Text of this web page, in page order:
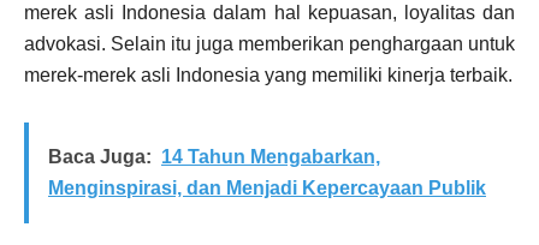
merek asli Indonesia dalam hal kepuasan, loyalitas dan
advokasi. Selain itu juga memberikan penghargaan untuk
merek-merek asli Indonesia yang memiliki kinerja terbaik.
Baca Juga: 14 Tahun Mengabarkan,
Menginspirasi, dan Menjadi Kepercayaan Publik